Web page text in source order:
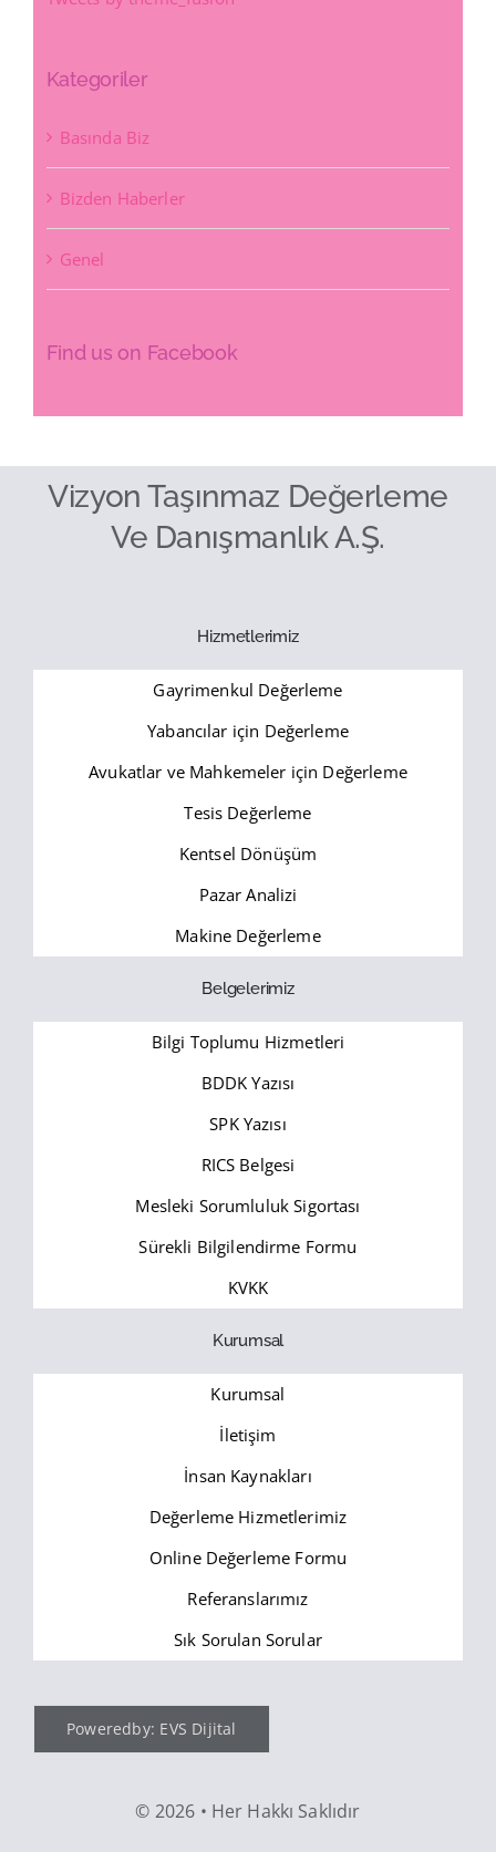
Kategoriler
Basında Biz
Bizden Haberler
Genel
Find us on Facebook
Vizyon Taşınmaz Değerleme
Ve Danışmanlık A.Ş.
Hizmetlerimiz
Gayrimenkul Değerleme
Yabancılar için Değerleme
Avukatlar ve Mahkemeler için Değerleme
Tesis Değerleme
Kentsel Dönüşüm
Pazar Analizi
Makine Değerleme
Belgelerimiz
Bilgi Toplumu Hizmetleri
BDDK Yazısı
SPK Yazısı
RICS Belgesi
Mesleki Sorumluluk Sigortası
Sürekli Bilgilendirme Formu
KVKK
Kurumsal
Kurumsal
İletişim
İnsan Kaynakları
Değerleme Hizmetlerimiz
Online Değerleme Formu
Referanslarımız
Sık Sorulan Sorular
Poweredby: EVS Dijital
© 2026 • Her Hakkı Saklıdır